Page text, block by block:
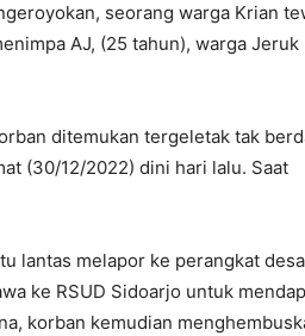
seorang warga Krian
AJ, (25 tahun), warga Jeruk
ditemukan tergeletak tak
(30/12/2022) dini hari lalu. Saat
lantas melapor ke perangkat desa
ke RSUD Sidoarjo untuk
korban kemudian